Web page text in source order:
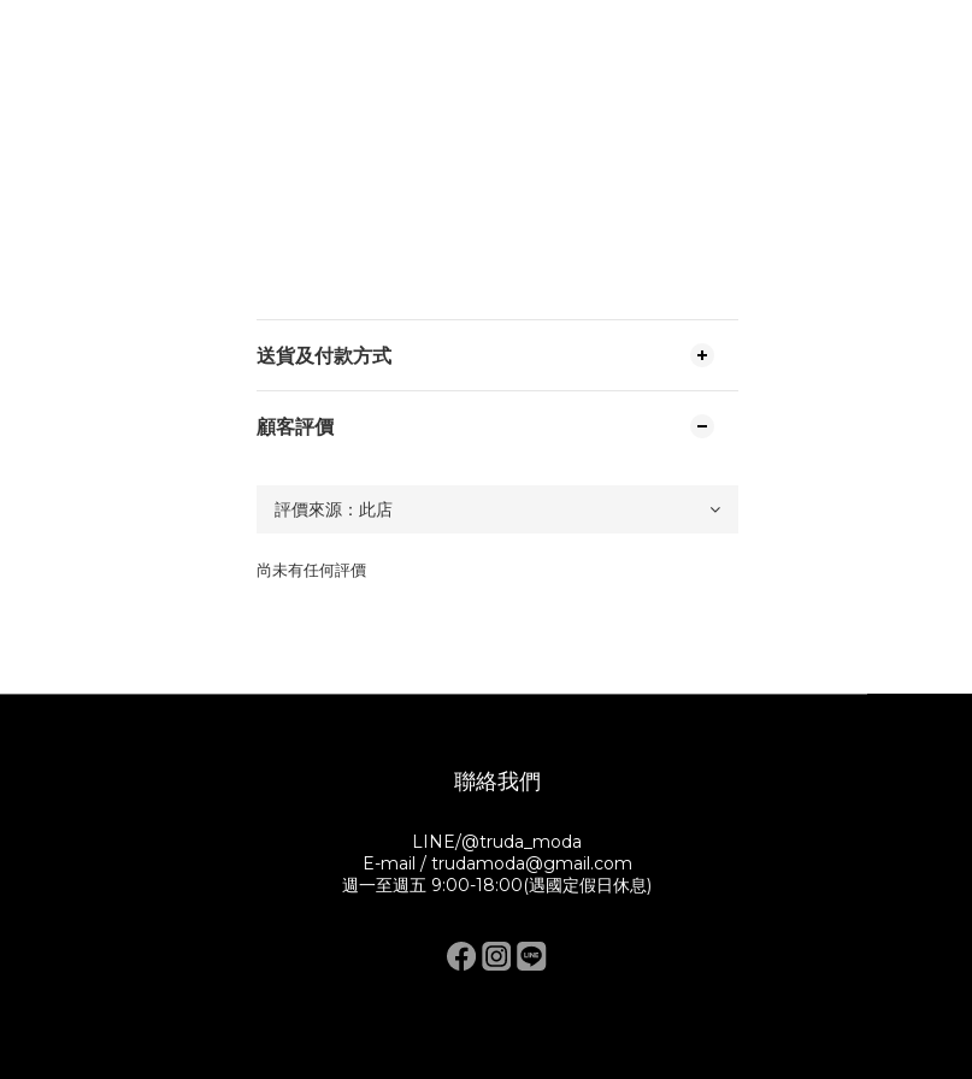
送貨及付款方式
顧客評價
尚未有任何評價
聯絡我們
LINE/@truda_moda
E-mail / trudamoda@gmail.com
週一至週五 9:00-18:00(遇國定假日休息)